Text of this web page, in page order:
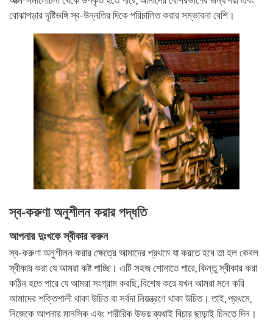
বোঝাপড়ার দৃষ্টিভঙ্গি স্ব-উন্নতির দিকে পরিচালিত করার সম্ভাবনা বেশি।
স্ব-করুণা অনুশীলন করার পদ্ধতি
আপনার দুঃখকে স্বীকার করুন
স্ব-করুণা অনুশীলন করার ক্ষেত্রে আমাদের প্রথমে যা করতে হবে তা হল কেবল
স্বীকার করা যে আমরা কষ্ট পাচ্ছি। এটি সহজ শোনাতে পারে, কিন্তু স্বীকার করা
কঠিন হতে পারে যে আমরা সংগ্রাম করছি, বিশেষ করে যখন আমরা মনে করি
আমাদের শক্তিশালী থাকা উচিত বা সর্বদা নিয়ন্ত্রণে থাকা উচিত। তাই, প্রথমে,
নিজেকে আপনার মানসিক এবং শারীরিক উভয় ব্যথাই বিচার ছাড়াই চিনতে দিন।